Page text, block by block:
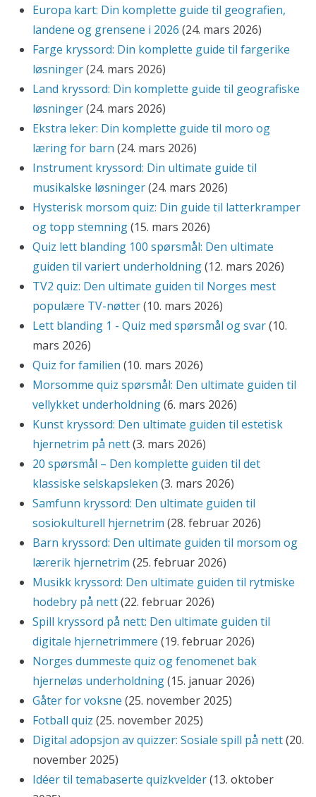
Europa kart: Din komplette guide til geografien,
landene og grensene i 2026 (24. mars 2026)
Farge kryssord: Din komplette guide til fargerike
løsninger(24. mars 2026)
Land kryssord: Din komplette guide til geografiske
løsninger(24. mars 2026)
Ekstra leker: Din komplette guide til moro og
læring for barn (24. mars 2026)
Instrument kryssord: Din ultimate guide til
musikalske løsninger(24. mars 2026)
Hysterisk morsom quiz: Din guide til latterkramper
og topp stemning(15. mars 2026)
Quiz lett blanding 100 spørsmål: Den ultimate
guiden til variert underholdning(12. mars 2026)
TV2 quiz: Den ultimate guiden til Norges mest
populære TV-nøtter(10. mars 2026)
Lett blanding 1 - Quiz med spørsmål og svar(10.
mars 2026)
Quiz for familien (10. mars 2026)
Morsomme quiz spørsmål: Den ultimate guiden til
vellykket underholdning(6. mars 2026)
Kunst kryssord: Den ultimate guiden til estetisk
hjernetrim på nett(3. mars 2026)
20 spørsmål – Den komplette guiden til det
klassiske selskapsleken (3. mars 2026)
Samfunn kryssord: Den ultimate guiden til
sosiokulturell hjernetrim (28. februar 2026)
Barn kryssord: Den ultimate guiden til morsom og
lærerik hjernetrim (25. februar 2026)
Musikk kryssord: Den ultimate guiden til rytmiske
hodebry på nett(22. februar 2026)
Spill kryssord på nett: Den ultimate guiden til
digitale hjernetrimmere (19. februar 2026)
Norges dummeste quiz og fenomenet bak
hjerneløs underholdning(15. januar 2026)
Gåter for voksne (25. november 2025)
Fotball quiz (25. november 2025)
Digital adopsjon av quizzer: Sosiale spill på nett(20.
november 2025)
Idéer til temabaserte quizkvelder(13. oktober